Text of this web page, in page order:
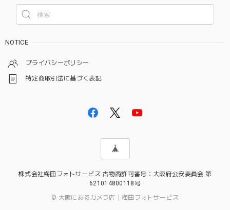
NOTICE
プライバシーポリシー
特定商取引法に基づく表記
株式会社梅田フォトサービス 古物商許可番号：大阪府公安委員会 第
621014800118号
© 大阪にあるカメラ店｜梅田フォトサービス